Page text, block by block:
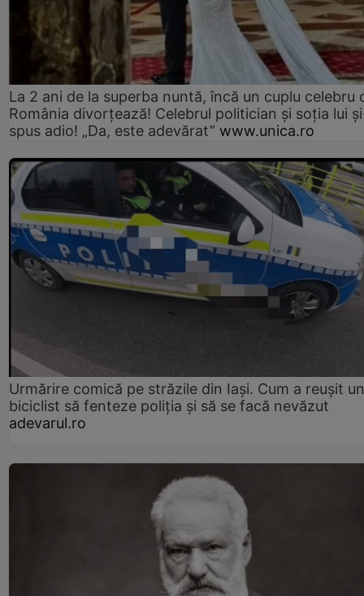
La 2 ani de la superba nuntă, încă un cuplu celebru
România divorțează! Celebrul politician și soția lui
spus adio! „Da, este adevărat” www.unica.ro
Urmărire comică pe străzile din Iași. Cum a reușit un
biciclist să fenteze poliția și să se facă nevăzut
adevarul.ro